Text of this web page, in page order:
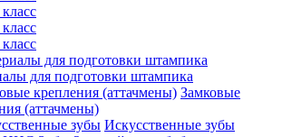
класс
для подготовки штампика
Замковые
(аттачмены)
Искусственные зубы